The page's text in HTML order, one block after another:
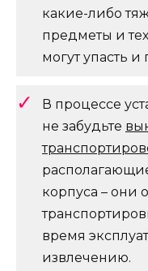
какие-либо
предметы и
могут упасть
В процессе
не забудьте
корпуса – они
время
извлечению.